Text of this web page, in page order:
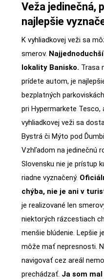
Veža jedinečná,
najlepšie
K vyhliadkovej veži sa
smerov.
lokality Banisko. Trasa
prídete autom, je
bezplatných
pri Hypermarkete Tesco,
vyhliadkovej veži sa
Bystrá či Mýto pod
Vzhľadom na jedinečnú
Slovensku nie je prístup
riadne vyznačený.
chýba, nie je ani v
je realizované len
niektorých rázcestiach
menšie blúdenie. Lepšie
môže mať nepresnosti.
navigovať cez areál
prechádzať. Ja som